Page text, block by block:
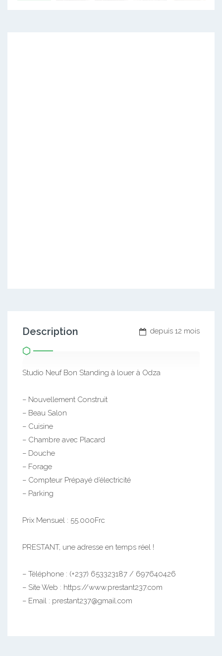
depuis 12 mois
Description
Studio Neuf Bon Standing à louer à Odza
– Nouvellement Construit
– Beau Salon
– Cuisine
– Chambre avec Placard
– Douche
– Forage
– Compteur Prépayé d’électricité
– Parking
Prix Mensuel : 55.000Frc
PRESTANT, une adresse en temps réel !
– Téléphone : (+237) 653323187 / 697640426
– Site Web : https://www.prestant237.com
– Email : prestant237@gmail.com